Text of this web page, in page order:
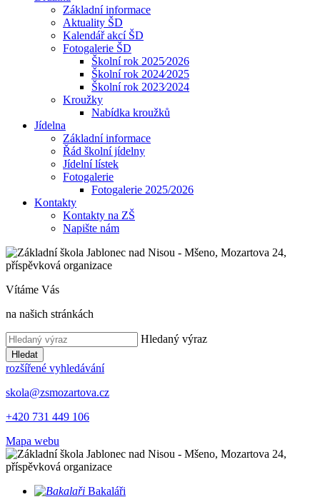
Základní informace
Aktuality ŠD
Kalendář akcí ŠD
Fotogalerie ŠD
Školní rok 2025⁄2026
Školní rok 2024⁄2025
Školní rok 2023⁄2024
Kroužky
Nabídka kroužků
Jídelna
Základní informace
Řád školní jídelny
Jídelní lístek
Fotogalerie
Fotogalerie 2025/2026
Kontakty
Kontakty na ZŠ
Napište nám
Vítáme Vás
na našich stránkách
Hledaný výraz
Hledat
rozšířené vyhledávání
skola@zsmozartova.cz
+420 731 449 106
Mapa webu
Bakaláři